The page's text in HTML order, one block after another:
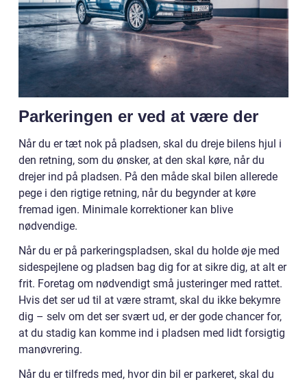
Parkeringen er ved at være der
Når du er tæt nok på pladsen, skal du dreje bilens hjul i
den retning, som du ønsker, at den skal køre, når du
drejer ind på pladsen. På den måde skal bilen allerede
pege i den rigtige retning, når du begynder at køre
fremad igen. Minimale korrektioner kan blive
nødvendige.
Når du er på parkeringspladsen, skal du holde øje med
sidespejlene og pladsen bag dig for at sikre dig, at alt er
frit. Foretag om nødvendigt små justeringer med rattet.
Hvis det ser ud til at være stramt, skal du ikke bekymre
dig – selv om det ser svært ud, er der gode chancer for,
at du stadig kan komme ind i pladsen med lidt forsigtig
manøvrering.
Når du er tilfreds med, hvor din bil er parkeret, skal du